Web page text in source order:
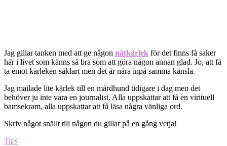
Jag gillar tanken med att ge någon nätkärlek för det finns få saker
här i livet som känns så bra som att göra någon annan glad. Jo, att få
ta emot kärleken såklart men det är nära inpå samma känsla.
Jag mailade lite kärlek till en mårdhund tidigare i dag men det
behöver ju inte vara en journalist. Alla uppskattar att få en virituell
bamsekram, alla uppskattar att få läsa några vänliga ord.
Skriv något snällt till någon du gillar på en gång vetja!
Tips